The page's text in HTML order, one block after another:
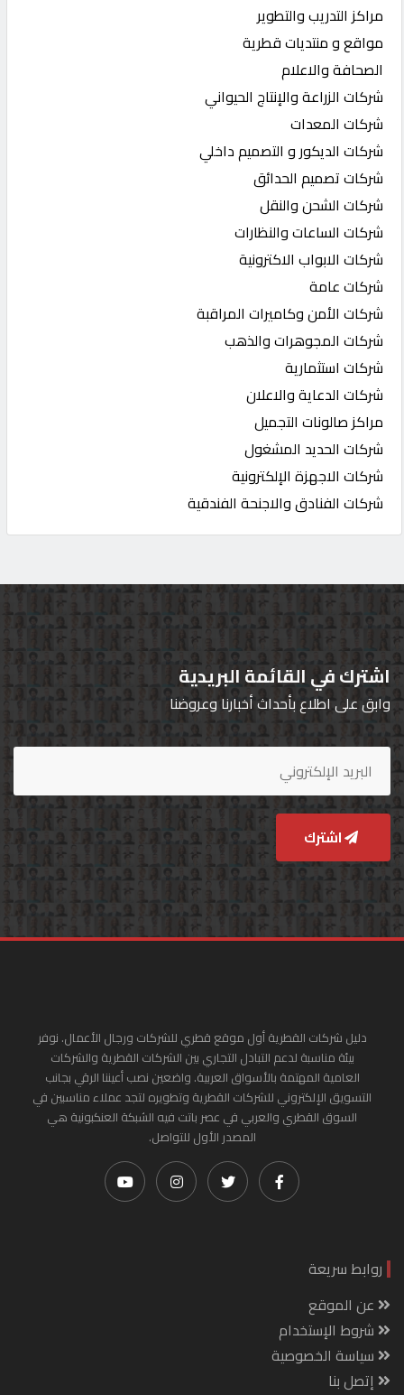
مراكز التدريب والتطوير
مواقع و منتديات قطرية
الصحافة والاعلام
شركات الزراعة والإنتاج الحيواني
شركات المعدات
شركات الديكور و التصميم داخلي
شركات تصميم الحدائق
شركات الشحن والنقل
شركات الساعات والنظارات
شركات الابواب الاكترونية
شركات عامة
شركات الأمن وكاميرات المراقبة
شركات المجوهرات والذهب
شركات استثمارية
شركات الدعاية والاعلان
مراكز صالونات التجميل
شركات الحديد المشغول
شركات الاجهزة الإلكترونية
شركات الفنادق والاجنحة الفندقية
اشترك في القائمة البريدية
وابق على اطلاع بأحداث أخبارنا وعروضنا
اشترك
دليل شركات القطرية أول موقع قطري للشركات ورجال الأعمال. نوفر
بيئة مناسبة لدعم التبادل التجاري بين الشركات القطرية والشركات
العامية المهتمة بالأسواق العربية. واضعين نصب أعيننا الرقي بجانب
التسويق الإلكتروني للشركات القطرية وتطويره لتجد عملاء مناسبين في
السوق القطري والعربي في عصر باتت فيه الشبكة العنكبونية هي
المصدر الأول للتواصل.
روابط سريعة
عن الموقع
شروط الإستخدام
سياسة الخصوصية
إتصل بنا